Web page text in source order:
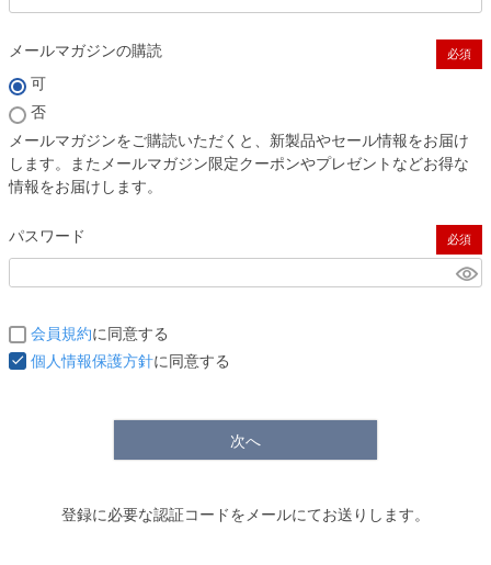
メールマガジンの購読
可
否
メールマガジンをご購読いただくと、新製品やセール情報をお届け
します。またメールマガジン限定クーポンやプレゼントなどお得な
情報をお届けします。
パスワード
(必須)
会員規約に同意する
個人情報保護方針に同意する
次へ
登録に必要な認証コードをメールにてお送りします。